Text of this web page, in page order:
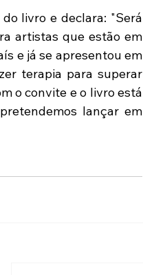
livro e declara: "Será
artistas que estão em
e já se apresentou em
terapia para superar
o convite e o livro está
lançar em